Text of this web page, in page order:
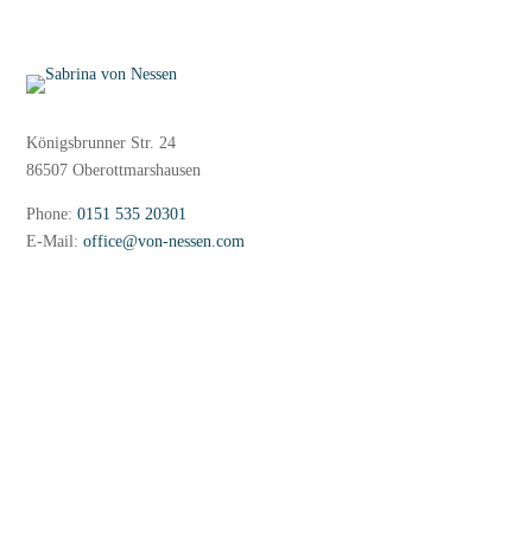
Königsbrunner Str. 24
86507 Oberottmarshausen
Phone:0151 535 20301
E-Mail:office@von-nessen.com